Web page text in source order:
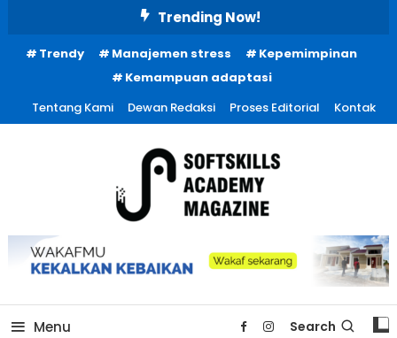
Content
Trending Now!
Trendy Manajemen stress
Kepemimpinan
Kemampuan adaptasi
Tentang Kami
Dewan Redaksi Proses Editorial Kontak
Menu Search